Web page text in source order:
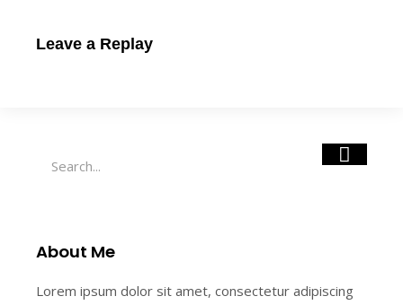
Leave a Replay
About Me
Lorem ipsum dolor sit amet, consectetur adipiscing